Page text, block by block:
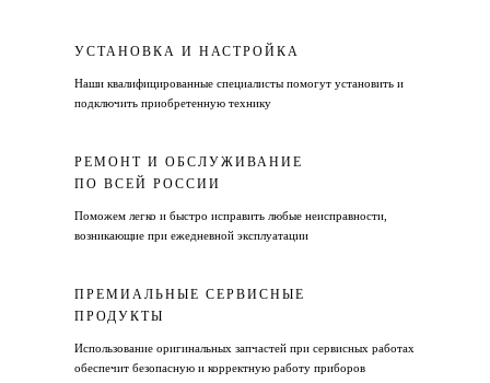
УСТАНОВКА И НАСТРОЙКА
Наши квалифицированные специалисты помогут установить и
подключить приобретенную технику
РЕМОНТ И ОБСЛУЖИВАНИЕ
ПО ВСЕЙ РОССИИ
Поможем легко и быстро исправить любые неисправности,
возникающие при ежедневной эксплуатации
ПРЕМИАЛЬНЫЕ СЕРВИСНЫЕ
ПРОДУКТЫ
Использование оригинальных запчастей при сервисных работах
обеспечит безопасную и корректную работу приборов